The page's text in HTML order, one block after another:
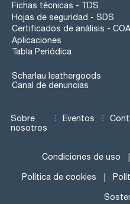
Fichas técnicas - TDS
Hojas de seguridad - SDS
Certificados de análisis - COA
Aplicaciones
Tabla Periódica
Scharlau leathergoods
Canal de denuncias
Sobre
nosotros
Eventos
Condiciones de uso
Política de cookies